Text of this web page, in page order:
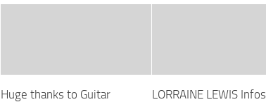
Huge thanks to Guitar
LORRAINE LEWIS Infos